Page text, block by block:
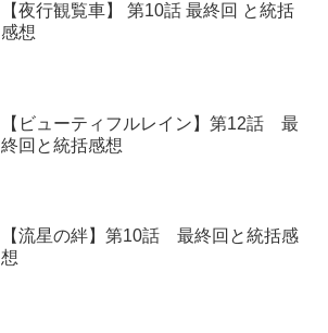
【夜行観覧車】 第10話 最終回 と統括
感想
【ビューティフルレイン】第12話 最
終回と統括感想
【流星の絆】第10話 最終回と統括感
想